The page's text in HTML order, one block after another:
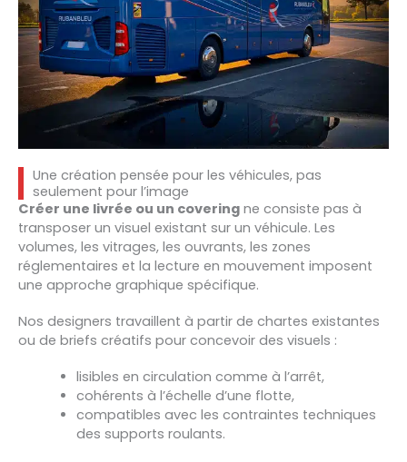
Une création pensée pour les véhicules, pas
seulement pour l’image
Créer une livrée ou un covering ne consiste pas à
transposer un visuel existant sur un véhicule. Les
volumes, les vitrages, les ouvrants, les zones
réglementaires et la lecture en mouvement imposent
une approche graphique spécifique.
Nos designers travaillent à partir de chartes existantes
ou de briefs créatifs pour concevoir des visuels :
lisibles en circulation comme à l’arrêt,
cohérents à l’échelle d’une flotte,
compatibles avec les contraintes techniques
des supports roulants.